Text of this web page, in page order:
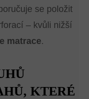
se položit
– kvůli nižší
matrace.
KTERÉ